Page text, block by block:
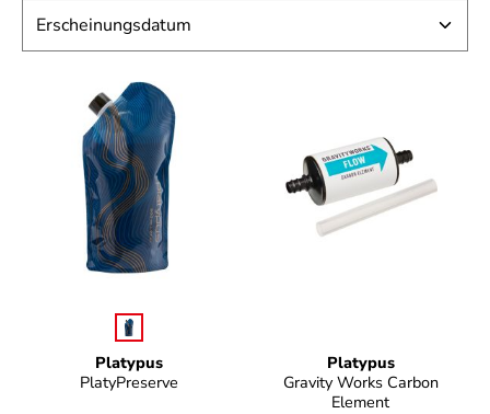
Platypus
PlatyPreserve
Farbeauswählen
Platypus
Gravity Works Carbon
Element